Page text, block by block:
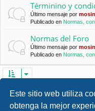
Este sitio web utiliza
obtenga la mejor
Términino y
Último mensaje por
Publicado en Normas,
Normas del Foro
Último mensaje por
Publicado en Normas,